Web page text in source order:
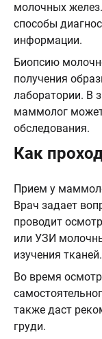
молочных
способы
информации.
Биопсию
получения
лаборатории. В
маммолог
обследования.
Как
Прием у
Врач задает
проводит
или УЗИ
изучения тканей.
Во время
также даст
груди.